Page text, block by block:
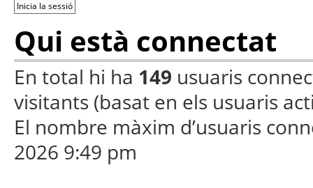
Qui està connectat
En total hi ha 149 usuaris
visitants (basat en els usuaris
El nombre màxim d’usuaris
2026 9:49 pm